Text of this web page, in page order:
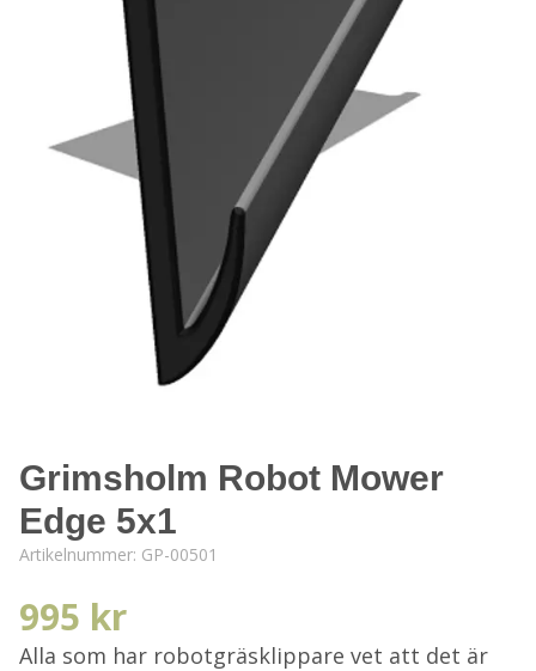
Grimsholm Robot Mower
Edge 5x1
Artikelnummer: GP-00501
995 kr
Alla som har robotgräsklippare vet att det är